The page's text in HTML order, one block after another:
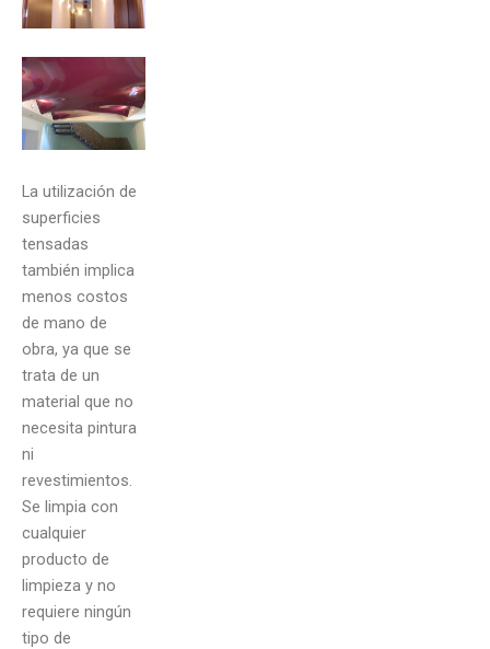
La utilización de
superficies
tensadas
también implica
menos costos
de mano de
obra, ya que se
trata de un
material que no
necesita pintura
ni
revestimientos.
Se limpia con
cualquier
producto de
limpieza y no
requiere ningún
tipo de